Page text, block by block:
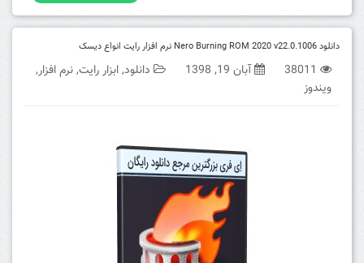
دانلود Nero Burning ROM 2020 v22.0.1006 نرم افزار رایت انواع دیسک
38011 آبان 19, 1398 دانلود,ابزار رایت,نرم افزار,
ویندوز